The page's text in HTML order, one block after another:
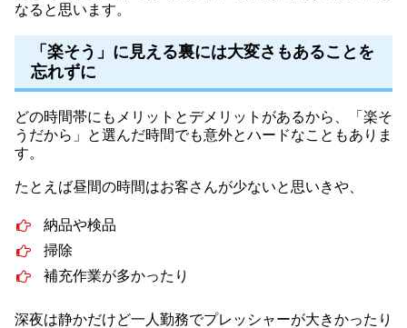
なると思います。
「楽そう」に見える裏には大変さもあることを
忘れずに
どの時間帯にもメリットとデメリットがあるから、「楽そ
うだから」と選んだ時間でも意外とハードなこともありま
す。
たとえば昼間の時間はお客さんが少ないと思いきや、
納品や検品
掃除
補充作業が多かったり
深夜は静かだけど一人勤務でプレッシャーが大きかったり